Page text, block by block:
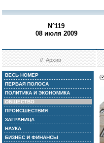
N°119
08 июля 2009
//Архив
ВЕСЬ НОМЕР
ПЕРВАЯ ПОЛОСА
ПОЛИТИКА И ЭКОНОМИКА
ОБЩЕСТВО
ПРОИСШЕСТВИЯ
ЗАГРАНИЦА
НАУКА
БИЗНЕС И ФИНАНСЫ